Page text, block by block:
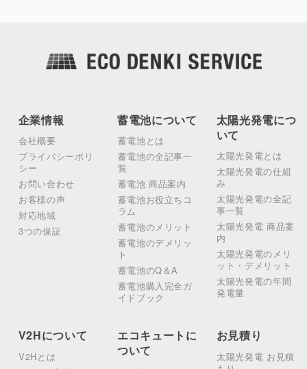
企業情報
会社概要
プライバシーポリ
シー
お問い合わせ
お客様の声
対応地域
3つの保証
蓄電池について
蓄電池とは
蓄電池の全記事一
覧
蓄電池 商品案内
蓄電池お役立ちコ
ラム
蓄電池のメリット
蓄電池のデメリッ
ト
蓄電池のQ＆A
蓄電池購入完全ガ
イドブック
太陽光発電につ
いて
太陽光発電とは
太陽光発電の仕組
み
太陽光発電の全記
事一覧
太陽光発電 商品案
内
太陽光発電のメリ
ット・デメリット
太陽光発電の年間
発電量
V2Hについて
V2Hとは
エコキュートに
ついて
お見積り
太陽光発電 お見積